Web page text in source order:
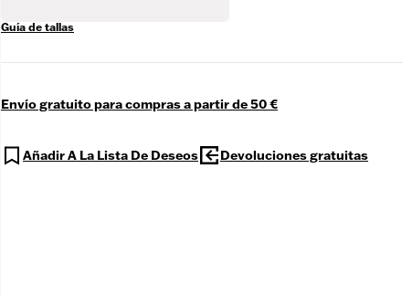
Guía de tallas
Envío gratuito para compras a partir de 50 €
Añadir A La Lista De Deseos Devoluciones gratuitas